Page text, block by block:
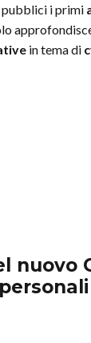
pubblici i primi
in tema di
nuovo